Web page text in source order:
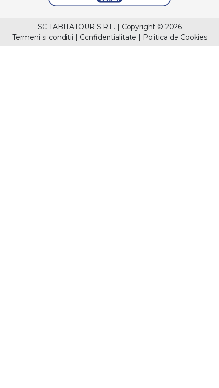
SC TABITATOUR S.R.L. | Copyright © 2026
Termeni si conditii | Confidentialitate | Politica de Cookies